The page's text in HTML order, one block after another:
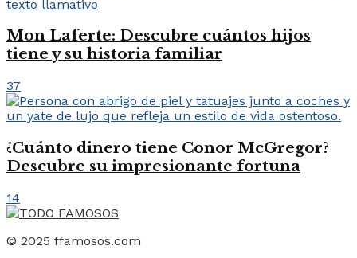
Mon Laferte: Descubre cuántos hijos
tiene y su historia familiar
37
¿Cuánto dinero tiene Conor McGregor?
Descubre su impresionante fortuna
14
© 2025 ffamosos.com